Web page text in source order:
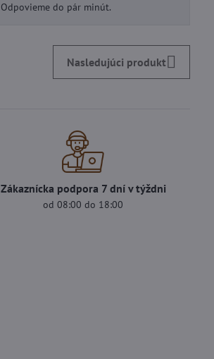
Odpovieme do pár minút.
Nasledujúci produkt
Zákaznícka podpora 7 dní v týždni
od 08:00 do 18:00